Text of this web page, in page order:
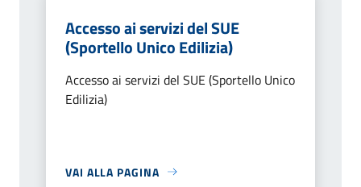
Accesso ai servizi del SUE
(Sportello Unico Edilizia)
Accesso ai servizi del SUE (Sportello Unico
Edilizia)
VAI ALLA PAGINA